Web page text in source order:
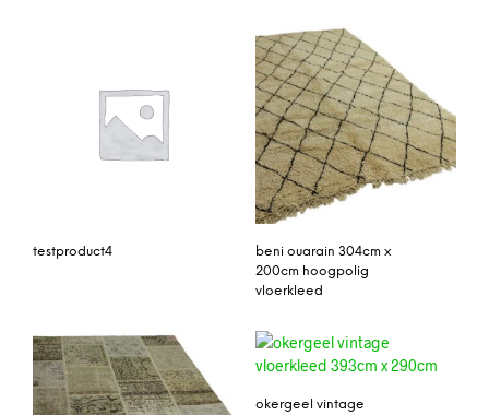
testproduct4
beni ouarain 304cm x
200cm hoogpolig
vloerkleed
okergeel vintage